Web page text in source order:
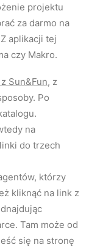
projektu
za darmo na
aplikacji tej
czy Makro.
Sun&Fun, z
Po
na
do trzech
którzy
kliknąć na link z
Tam może od
się na stronę